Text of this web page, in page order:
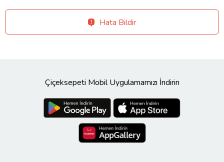
Hata Bildir
Çiçeksepeti Mobil Uygulamamızı İndirin